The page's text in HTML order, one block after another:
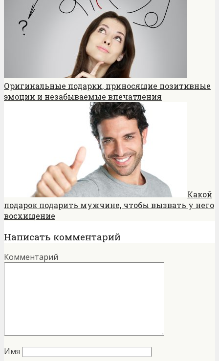
Оригинальные подарки, приносящие позитивные
эмоции и незабываемые впечатления
Какой
подарок подарить мужчине, чтобы вызвать у него
восхищение
Написать комментарий
Комментарий
Имя